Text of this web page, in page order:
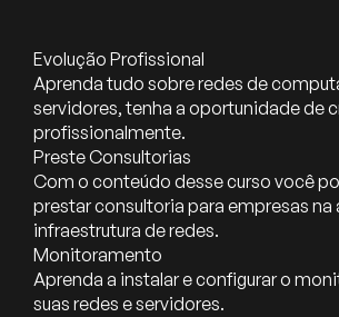
Evolução Profissional
Aprenda tudo sobre redes de
servidores, tenha a oportunidade de
profissionalmente.
Preste Consultorias
Com o conteúdo desse curso você
prestar consultoria para empresas na
infraestrutura de redes.
Monitoramento
Aprenda a instalar e configurar o
suas redes e servidores.